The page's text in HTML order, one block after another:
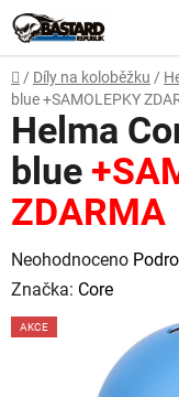
Přejít
na
obsah
Domů
/ Díly na koloběžku /
blue+SAMOLEPKY
Helma
blue
ZDARMA
Průměrné
hodnocení
produktu
Neohodnoceno
Značka: Core
AKCE